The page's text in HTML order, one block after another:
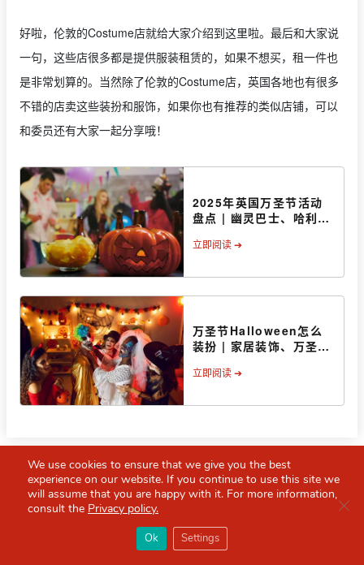
好啦，伦敦的Costume店就给大家介绍到这里啦。最后和大家说
一句，这些店很多都是提供服装租赁的，如果不想买，租一件也
是非常划算的。当然除了伦敦的Costume店，英国各地也有很多
不错的店卖这些装扮和服饰，如果你也有推荐的类似店铺，可以
和委员还有大家一起分享哦！
2025年英国万圣节活动
盘点 | 幽灵巴士、哈利波
游园会等等
立即阅读 ➔
万圣节Halloween怎么
装扮 | 家居装饰、万圣节
立即阅读 ➔
推荐阅读
READ MORE
你必备的英国指南
We use cookies to ensure that we give you the best
experience on our website. If you continue to use this site we
will assume that you are happy with it. For more information,
consult the Privacy policy.
Ok Settings